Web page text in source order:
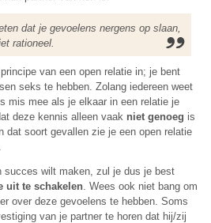
dat je gevoelens nergens op slaan,
rationeel.
van een open relatie in; je bent
seks te hebben. Zolang iedereen weet
mis mee als je elkaar in een relatie je
deze kennis alleen vaak niet genoeg is
dat soort gevallen zie je een open relatie
succes wilt maken, zul je dus je best
uit te schakelen. Wees ook niet bang om
over deze gevoelens te hebben. Soms
van je partner te horen dat hij/zij